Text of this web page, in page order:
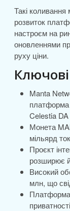
Такі коливання
розвиток
настроєм на
оновленнями
руху ціни.
Manta
платформа
Celestia
Монета
мільярд
Проєкт
розширює
Високий
млн, що
Платформа